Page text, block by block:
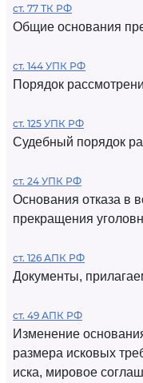
ст. 77 ТК РФ
Общие основания
ст. 144 УПК РФ
Порядок
ст. 125 УПК РФ
Судебный порядок
ст. 24 УПК РФ
Основания отказа в
прекращения
ст. 126 АПК РФ
Документы,
ст. 49 АПК РФ
Изменение
размера исковых
иска, мировое